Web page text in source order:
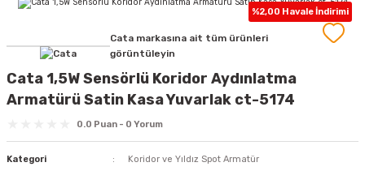
%2,00 Havale İndirimi
Cata markasına ait tüm ürünleri
görüntüleyin
Cata 1,5W Sensörlü Koridor Aydınlatma
Armatürü Satin Kasa Yuvarlak ct-5174
0.0 Puan - 0 Yorum
Kategori
Koridor ve Yıldız Spot Armatür